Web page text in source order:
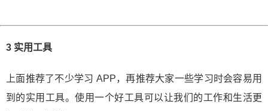
3 实用工具
上面推荐了不少学习 APP，再推荐大家一些学习时会容易用
到的实用工具。使用一个好工具可以让我们的工作和生活更